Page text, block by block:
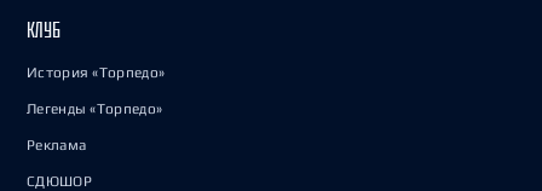
КЛУБ
История «Торпедо»
Легенды «Торпедо»
Реклама
СДЮШОР